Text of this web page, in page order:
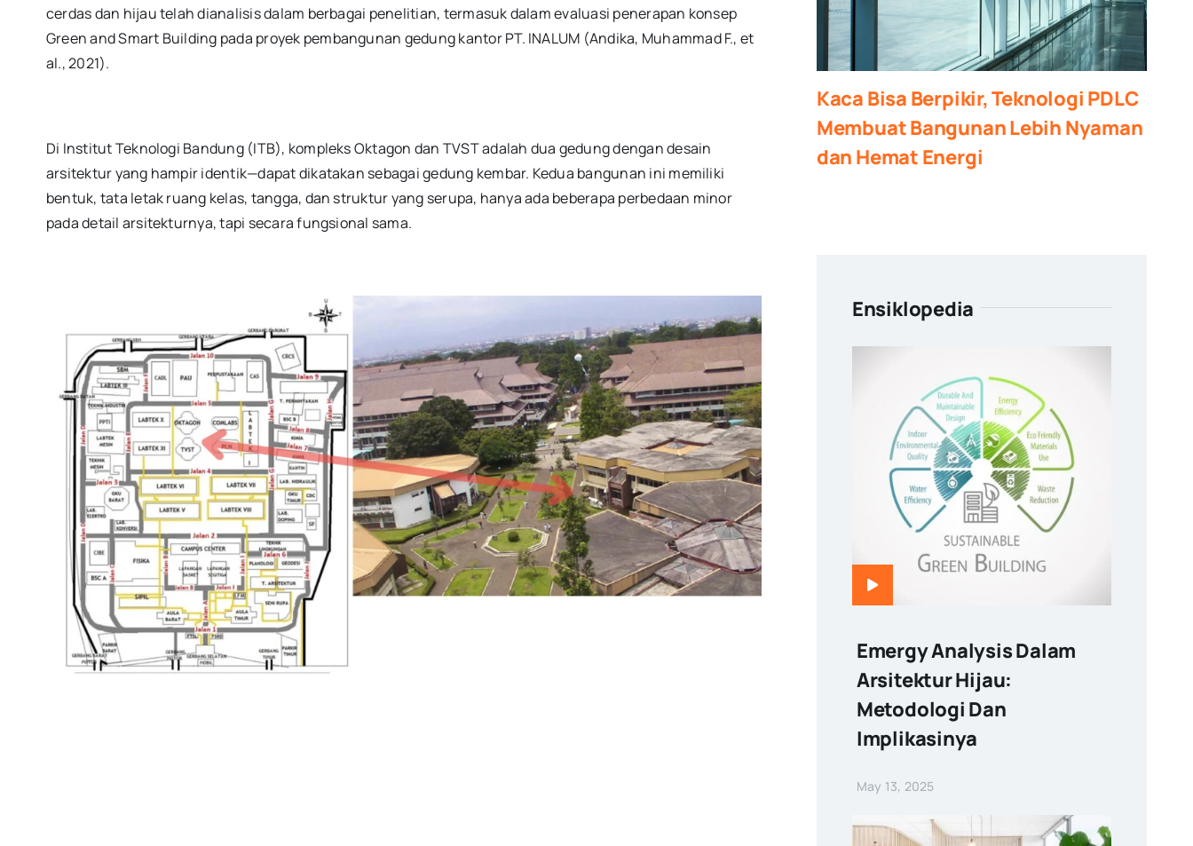
cerdas dan hijau telah dianalisis dalam berbagai penelitian, termasuk dalam evaluasi penerapan konsep
Green and Smart Building pada proyek pembangunan gedung kantor PT. INALUM (Andika, Muhammad F., et
al., 2021).
Di Institut Teknologi Bandung (ITB), kompleks Oktagon dan TVST adalah dua gedung dengan desain
arsitektur yang hampir identik—dapat dikatakan sebagai gedung kembar. Kedua bangunan ini memiliki
bentuk, tata letak ruang kelas, tangga, dan struktur yang serupa, hanya ada beberapa perbedaan minor
pada detail arsitekturnya, tapi secara fungsional sama.
Kaca Bisa Berpikir, Teknologi PDLC
Membuat Bangunan Lebih Nyaman
dan Hemat Energi
Ensiklopedia
Emergy Analysis Dalam
Arsitektur Hijau:
Metodologi Dan
Implikasinya
May 13, 2025